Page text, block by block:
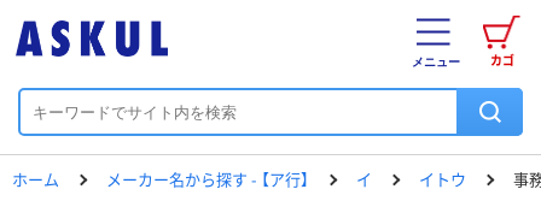
カゴ
メニュー
ホーム メーカー名から探す - 【ア行】 イ イトウ 事